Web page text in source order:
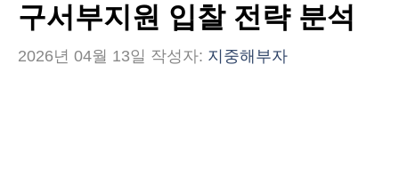
구서부지원 입찰 전략 분석
2026년 04월 13일 작성자: 지중해부자